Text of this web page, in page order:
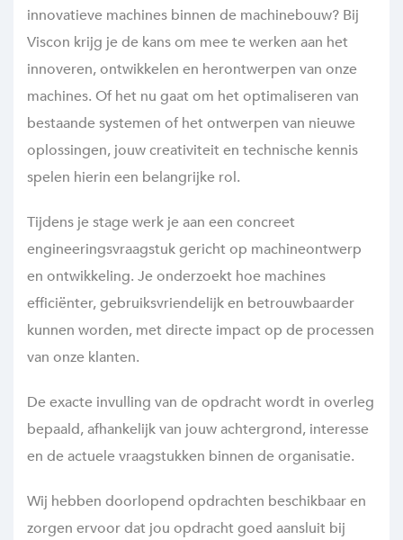
innovatieve machines binnen de machinebouw? Bij
Viscon krijg je de kans om mee te werken aan het
innoveren, ontwikkelen en herontwerpen van onze
machines. Of het nu gaat om het optimaliseren van
bestaande systemen of het ontwerpen van nieuwe
oplossingen, jouw creativiteit en technische kennis
spelen hierin een belangrijke rol.
Tijdens je stage werk je aan een concreet
engineeringsvraagstuk gericht op machineontwerp
en ontwikkeling. Je onderzoekt hoe machines
efficiënter, gebruiksvriendelijk en betrouwbaarder
kunnen worden, met directe impact op de processen
van onze klanten.
De exacte invulling van de opdracht wordt in overleg
bepaald, afhankelijk van jouw achtergrond, interesse
en de actuele vraagstukken binnen de organisatie.
Wij hebben doorlopend opdrachten beschikbaar en
zorgen ervoor dat jou opdracht goed aansluit bij